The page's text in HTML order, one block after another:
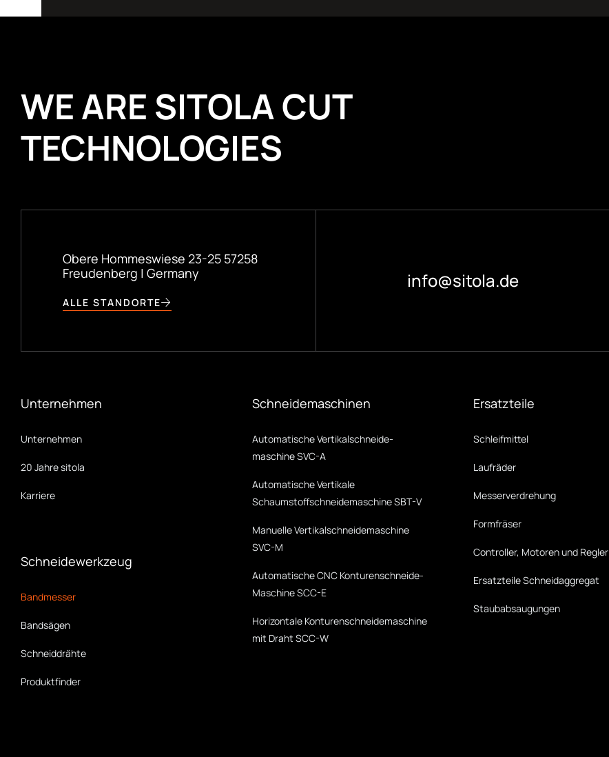
WE ARE SITOLA CUT
TECHNOLOGIES
Obere Hommeswiese 23-25 57258
Freudenberg | Germany
ALLE STANDORTE
info@sitola.de
Unternehmen
Unternehmen
20 Jahre sitola
Karriere
Schneidewerkzeug
Bandmesser
Bandsägen
Schneiddrähte
Produktfinder
Schneidemaschinen
Automatische Vertikalschneide­
maschine SVC-A
Automatische Vertikale
Schaumstoffschneidemaschine SBT-V
Manuelle Vertikalschneidemaschine
SVC-M
Automatische CNC Konturen­schneide­
Maschine SCC-E
Horizontale Konturen­schneide­maschine
mit Draht SCC-W
Ersatzteile
Schleifmittel
Laufräder
Messerverdrehung
Formfräser
Controller, Motoren und Regler
Ersatzteile Schneidaggregat
Staubabsaugungen